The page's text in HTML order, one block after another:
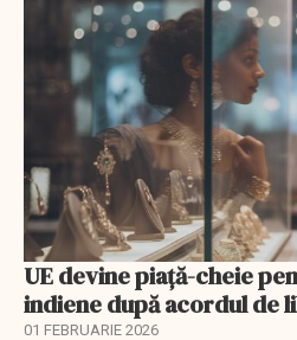
UE devine piață-cheie
indiene după acordul de
01 FEBRUARIE 2026